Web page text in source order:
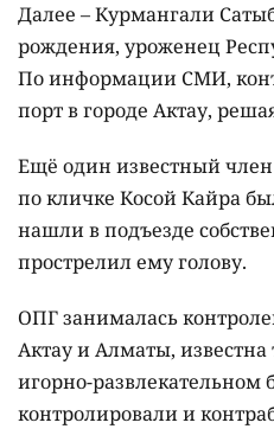
Далее – Курмангали
рождения, уроженец
По информации СМИ,
порт в городе Актау,
Ещё один известный
по кличке Косой Кайра
нашли в подъезде
прострелил ему голову.
ОПГ занималась
Актау и Алматы,
игорно-развлекательном
контролировали и